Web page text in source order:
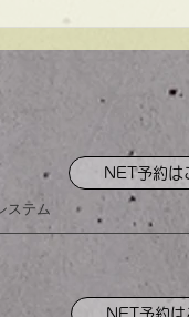
シンプル】メンズマ
ステム
NET予約は